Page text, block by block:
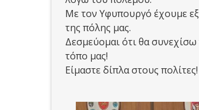
Με τον Υφυπουργό έχουμε
της πόλης μας.
Δεσμεύομαι ότι θα συνεχίσω
τόπο μας!
Είμαστε δίπλα στους πολίτες!